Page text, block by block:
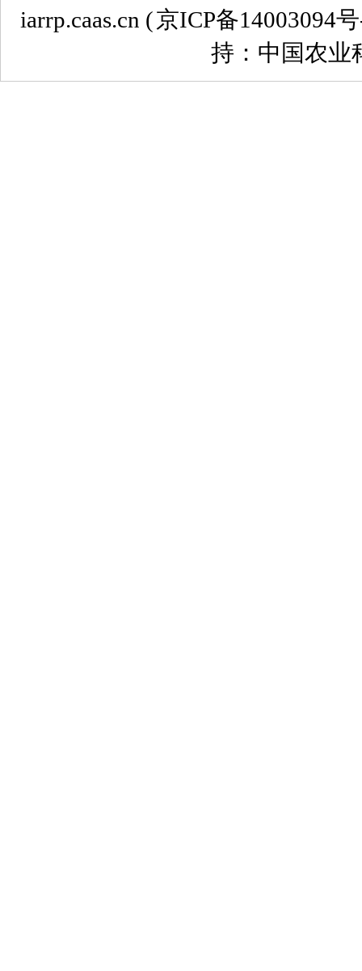
iarrp.caas.cn (京ICP备14003094
持：中国农